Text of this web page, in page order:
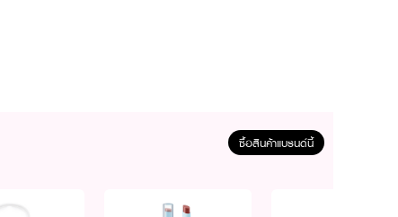
ซื้อสินค้าแบรนด์นี้